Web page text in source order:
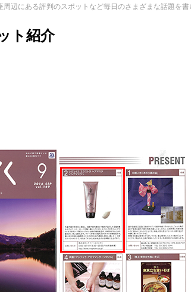
辺にある評判のスポットなど毎日のさまざまな話題を書
ト紹介